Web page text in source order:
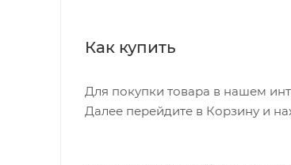
Как купить
Для покупки товара в нашем
Далее перейдите в Корзину и